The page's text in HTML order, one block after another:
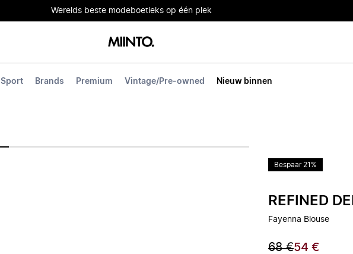
Werelds beste modeboetieks op één plek
Sport Brands Premium Vintage/Pre-owned Nieuw binnen
Bespaar 21%
REFINED
Fayenna Blouse
68 €54 €